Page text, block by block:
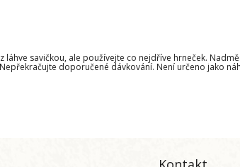
savičkou, ale používejte co nejdříve hrneček.
doporučené dávkování. Není určeno jako